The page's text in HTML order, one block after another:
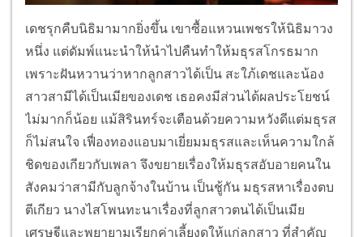
เดชรุกคืบนิธิมามากยิ่งขึ้น เขาซื้อแหวนเพชรให้นิธิมาวง
หนึ่ง แต่ดัมพ์แนะนำให้นำไปคืนทำให้มธุรสโกรธมาก
เพราะฝันหวานว่าหากลูกสาวได้เป็น สะใภ้เดชและน้อง
สาวสามีได้เป็นเมียของเดช เธอคงมีส่วนได้ผลประโยชน์
ไม่มากก็น้อย แม้สิรินทร์จะเตือนด้วยความหวังดีแต่มธุรส
ก็ไม่สนใจ เฟื่องทองแอบมาเยี่ยมมธุรสและเห็นความใกล้
ชิดของเกียวกับเพลา จึงขยายเรื่องให้มธุรสอับอายคนใน
สังคมว่าสามีกับลูกจ้างในบ้าน เป็นชู้กัน มธุรสหาเรื่องตบ
ตีเกียว นางไสโพนทะนาเรื่องที่ลูกสาวตนได้เป็นเมีย
เศรษฐีและพยายามเรียกค่าเลี้ยงดูให้แก่ลูกสาว ที่สำคัญ